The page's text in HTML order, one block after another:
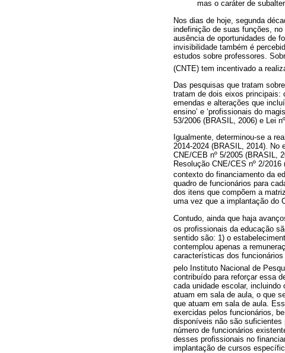
mas o caráter de
Nos dias de hoje, segunda
indefinição de suas funções,
ausência de oportunidades de
invisibilidade também é
estudos sobre professores.
(CNTE) tem incentivado a
Das pesquisas que tratam
tratam de dois eixos principais:
emendas e alterações que
ensino’ e ‘profissionais do
53/2006 (BRASIL, 2006) e Lei
Igualmente, determinou-se a
2014-2024 (BRASIL, 2014).
CNE/CEB nº 5/2005 (BRASIL,
Resolução CNE/CES nº 2/
contexto do financiamento da
quadro de funcionários para
dos itens que compõem a
uma vez que a implantação do
Contudo, ainda que haja
os profissionais da educação
sentido são: 1) o
contemplou apenas a
características dos
pelo Instituto Nacional de
contribuído para reforçar essa
cada unidade escolar,
atuam em sala de aula, o que
que atuam em sala de aula.
exercidas pelos funcionários,
disponíveis não são suficientes
número de funcionários
desses profissionais no
implantação de cursos